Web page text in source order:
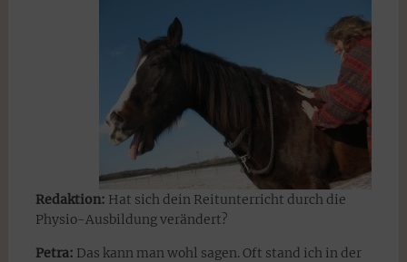
Redaktion: Hat sich dein Reitunterricht durch die
Physio-Ausbildung verändert?
Petra: Das kann man wohl sagen. Oft stand ich in der